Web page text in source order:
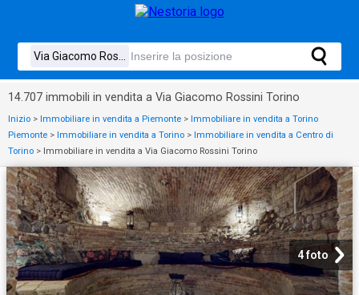
14.707 immobili in vendita a Via Giacomo Rossini Torino
Inizio > Immobiliare in vendita a Piemonte > Immobiliare in vendita a Torino
Piemonte > Immobiliare in vendita a Torino > Immobiliare in vendita a Centro di
Torino > Immobiliare in vendita a Via Giacomo Rossini Torino
4 foto